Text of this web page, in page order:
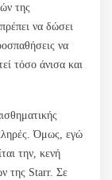
της
να δώσει
να
τόσο άνισα και
Όμως, εγώ
την, κενή
της Starr. Σε